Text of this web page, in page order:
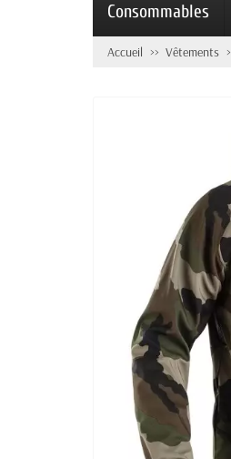
Consommables
Accueil Vêtements